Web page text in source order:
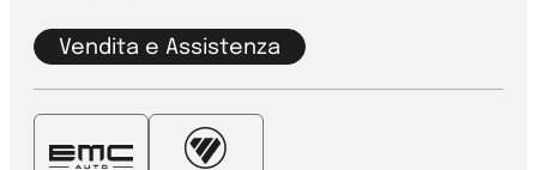
Vendita e Assistenza